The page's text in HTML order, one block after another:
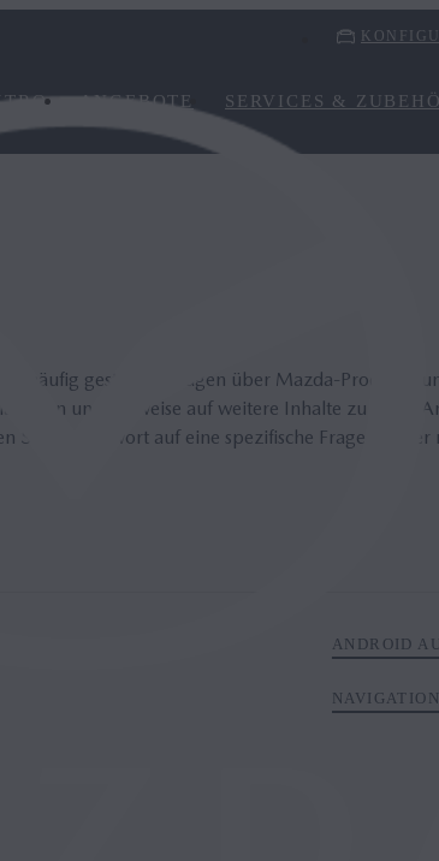
ANGEBOTE SERVICES &
häufig gestellten Fragen über Mazda-Produkte
und Verweise auf weitere Inhalte zu Ihren
Sie die Antwort auf eine spezifische Frage aus der
ANDROID
NAVIGATION